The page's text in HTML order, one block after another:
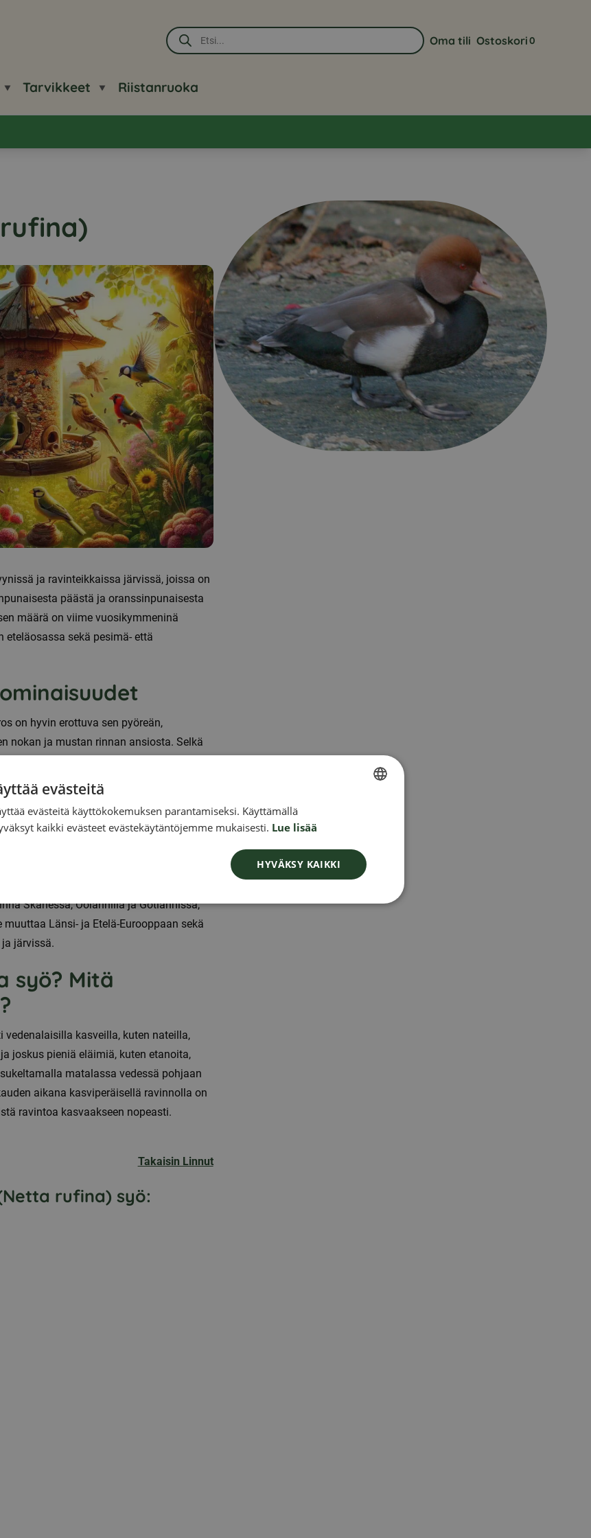
Products
search
Siirry sivulle Oma tili
Oma tili
Näytä
Ostoskori0
Tarvikkeet Riistanruoka
ja ravinteikkaissa järvissä, joissa on
päästä ja oranssinpunaisesta
määrä on viime vuosikymmeninä
sekä pesimä- että
on hyvin erottuva sen pyöreän,
nokan ja mustan rinnan ansiosta. Selkä
posket vaaleammat ja nokka harmaa,
myös työntämällä päänsä veteen.
erottuvat selvästi.
Keski-Aasiaa. Se pesii pääasiassa
kasvillisuus. Ruotsissa
Skånessa, Öölannilla ja Gotlannissa,
Länsi- ja Etelä-Eurooppaan sekä
järvissä.
syö? Mitä
kasveilla, kuten nateilla,
joskus pieniä eläimiä, kuten etanoita,
matalassa vedessä pohjaan
aikana kasviperäisellä ravinnolla on
ravintoa kasvaakseen nopeasti.
Takaisin Linnut
rufina) syö:
NORWEGIAN
evästeitä
evästeitä käyttökokemuksen parantamiseksi. Käyttämällä
kaikki evästeet evästekäytäntöjemme mukaisesti. Lue lisää
HYVÄKSY KAIKKI